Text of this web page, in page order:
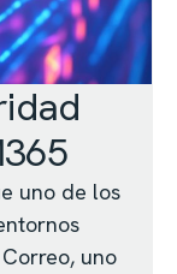
uno de los
uno